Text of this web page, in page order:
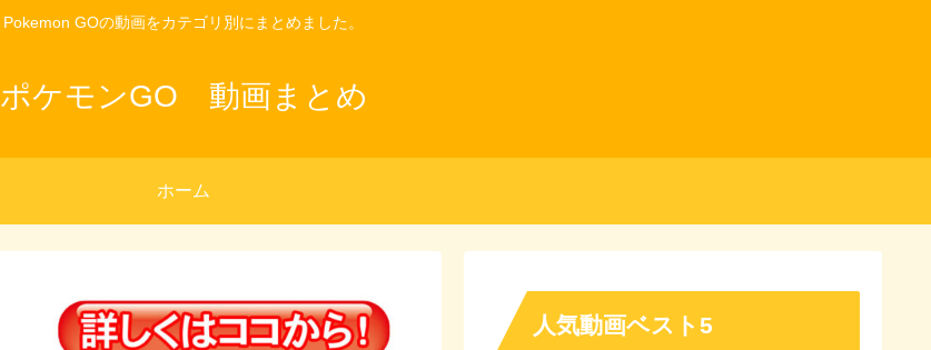
Pokemon GOの動画をカテゴリ別にまとめました。
ポケモンGO 動画まとめ
ホーム
人気動画ベスト5